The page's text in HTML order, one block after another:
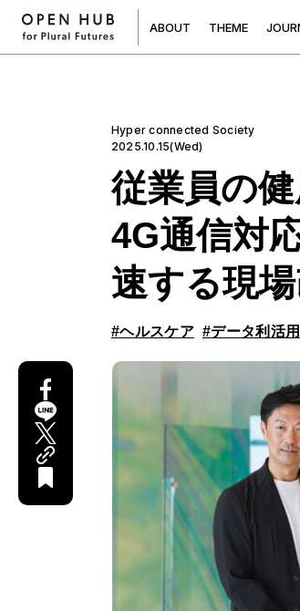
ABOUT THEME JOUR
Hyper connected Society
2025.10.15(Wed)
従業員の
4G通信対
速する現
#ヘルスケア #データ利活用